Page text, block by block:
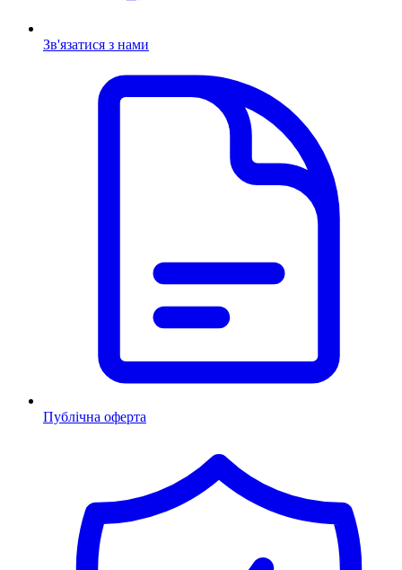
Зв'язатися з нами
Публічна оферта